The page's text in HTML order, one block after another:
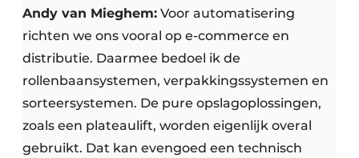
Andy van Mieghem: Voor automatisering
richten we ons vooral op e-commerce en
distributie. Daarmee bedoel ik de
rollenbaansystemen, verpakkingssystemen en
sorteersystemen. De pure opslagoplossingen,
zoals een plateaulift, worden eigenlijk overal
gebruikt. Dat kan evengoed een technisch